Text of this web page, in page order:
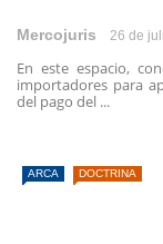
Mercojuris 26 de
En este espacio,
importadores para
del pago del ...
ARCA DOCTRINA